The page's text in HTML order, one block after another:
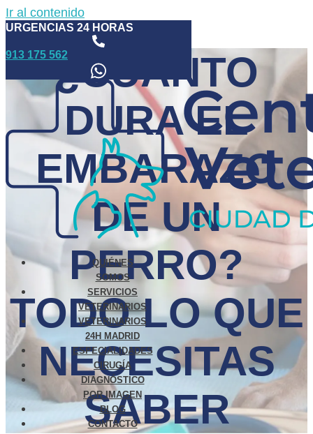
Ir al contenido
URGENCIAS 24 HORAS
913 175 562
QUIÉNES
SOMOS
SERVICIOS
VETERINARIOS
VETERINARIOS
24H MADRID
ESPECIALIDADES
CIRUGÍA
DIAGNÓSTICO
POR IMAGEN
BLOG
CONTACTO
¿CUÁNTO
DURA EL
EMBARAZO
DE UN
PERRO?
TODO LO QUE
NECESITAS
SABER